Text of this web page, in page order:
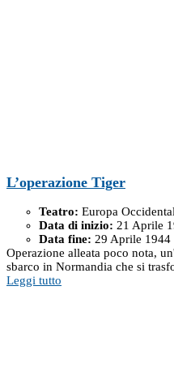
L’operazione Tiger
Teatro: Europa
Data di inizio: 21 Aprile
Data fine: 29 Aprile 1944
Operazione alleata poco nota,
sbarco in Normandia che si
Leggi tutto